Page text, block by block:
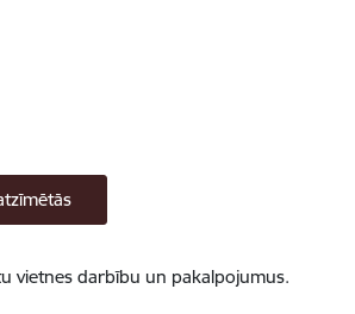
vietnes darbību un pakalpojumus.